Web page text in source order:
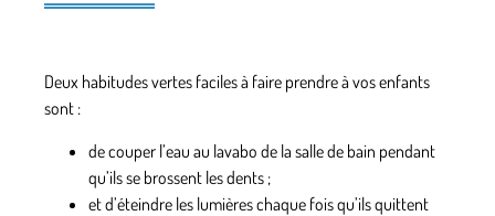
Deux habitudes vertes faciles à faire prendre à vos enfants
sont :
de couper l’eau au lavabo de la salle de bain pendant
qu’ils se brossent les dents ;
et d’éteindre les lumières chaque fois qu’ils quittent